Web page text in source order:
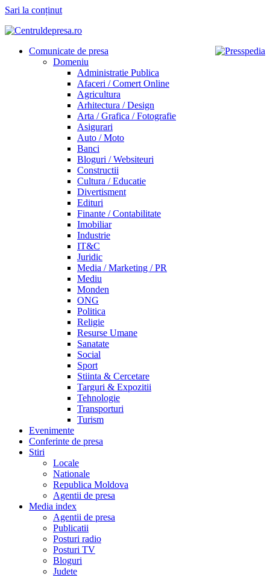
Sari la conținut
Comunicate de presa
Domeniu
Administratie Publica
Afaceri / Comert Online
Agricultura
Arhitectura / Design
Arta / Grafica / Fotografie
Asigurari
Auto / Moto
Banci
Bloguri / Websiteuri
Constructii
Cultura / Educatie
Divertisment
Edituri
Finante / Contabilitate
Imobiliar
Industrie
IT&C
Juridic
Media / Marketing / PR
Mediu
Monden
ONG
Politica
Religie
Resurse Umane
Sanatate
Social
Sport
Stiinta & Cercetare
Targuri & Expozitii
Tehnologie
Transporturi
Turism
Evenimente
Conferinte de presa
Stiri
Locale
Nationale
Republica Moldova
Agentii de presa
Media index
Agentii de presa
Publicatii
Posturi radio
Posturi TV
Bloguri
Judete